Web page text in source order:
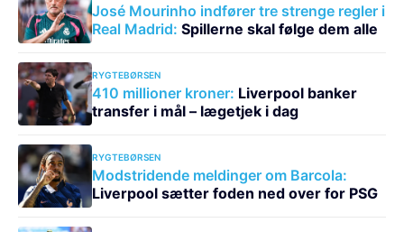
José Mourinho indfører tre strenge regler i
Real Madrid: Spillerne skal følge dem alle
RYGTEBØRSEN
410 millioner kroner: Liverpool banker
transfer i mål – lægetjek i dag
RYGTEBØRSEN
Modstridende meldinger om Barcola:
Liverpool sætter foden ned over for PSG